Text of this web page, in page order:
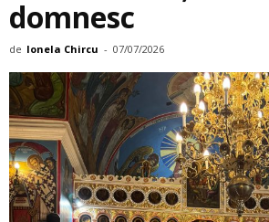
domnesc
de Ionela Chircu - 07/07/2026